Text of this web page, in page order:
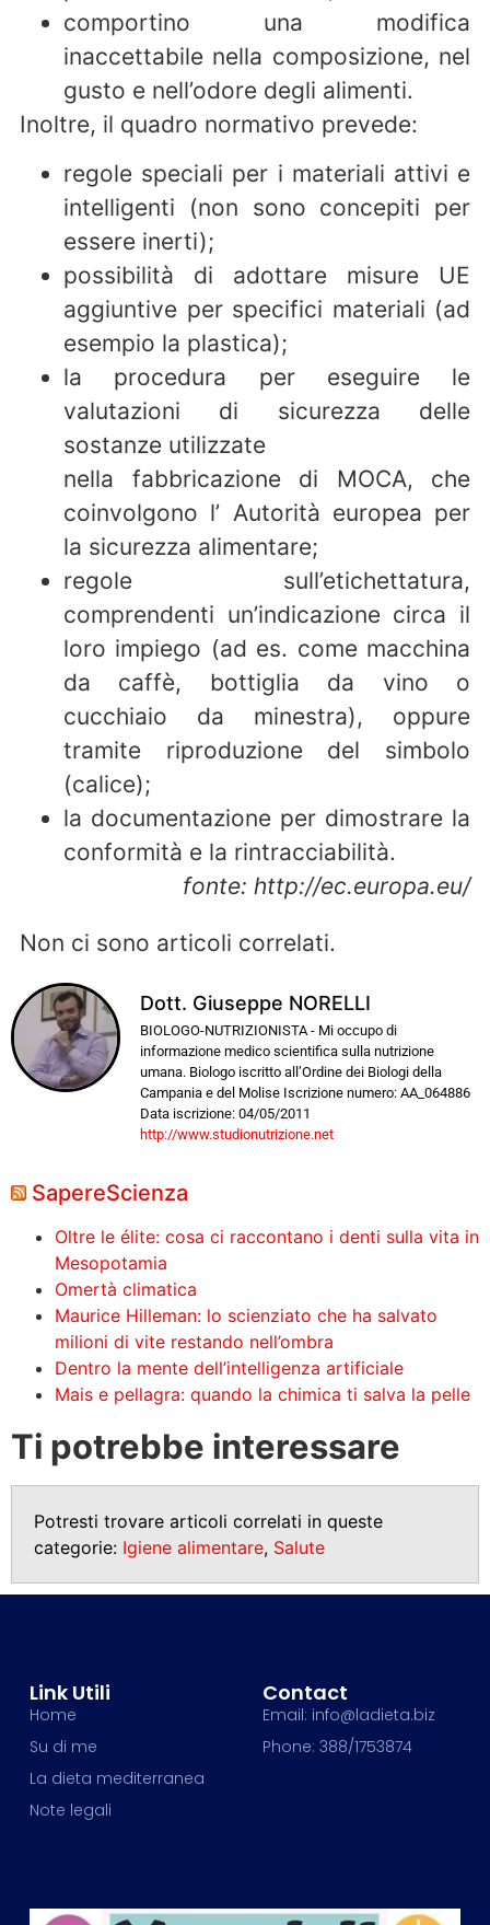
comportino una modifica
inaccettabile nella composizione, nel
gusto e nell’odore degli alimenti.
Inoltre, il quadro normativo prevede:
regole speciali per i materiali attivi e
intelligenti (non sono concepiti per
essere inerti);
possibilità di adottare misure UE
aggiuntive per specifici materiali (ad
esempio la plastica);
la procedura per eseguire le
valutazioni di sicurezza delle
sostanze utilizzate
nella fabbricazione di MOCA, che
coinvolgono l’ Autorità europea per
la sicurezza alimentare;
regole sull’etichettatura,
comprendenti un’indicazione circa il
loro impiego (ad es. come macchina
da caffè, bottiglia da vino o
cucchiaio da minestra), oppure
tramite riproduzione del simbolo
(calice);
la documentazione per dimostrare la
conformità e la rintracciabilità.
fonte: http://ec.europa.eu/
Non ci sono articoli correlati.
Dott. Giuseppe NORELLI
BIOLOGO-NUTRIZIONISTA - Mi occupo di
informazione medico scientifica sulla nutrizione
umana. Biologo iscritto all’Ordine dei Biologi della
Campania e del Molise Iscrizione numero: AA_064886
Data iscrizione: 04/05/2011
http://www.studionutrizione.net
SapereScienza
Oltre le élite: cosa ci raccontano i denti sulla vita in
Mesopotamia
Omertà climatica
Maurice Hilleman: lo scienziato che ha salvato
milioni di vite restando nell’ombra
Dentro la mente dell’intelligenza artificiale
Mais e pellagra: quando la chimica ti salva la pelle
Ti potrebbe interessare
Potresti trovare articoli correlati in queste
categorie: Igiene alimentare, Salute
Link Utili
Home
Su di me
La dieta mediterranea
Note legali
Contact
Email: info@ladieta.biz
Phone: 388/1753874